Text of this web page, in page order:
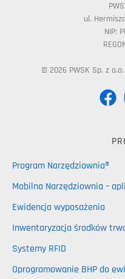
ul.
NIP:
© 2026 PWSK Sp. z
Program Narzędziownia®
Mobilna Narzędziownia –
Ewidencja wyposażenia
Inwentaryzacja środków
Systemy RFID
Oprogramowanie BHP do